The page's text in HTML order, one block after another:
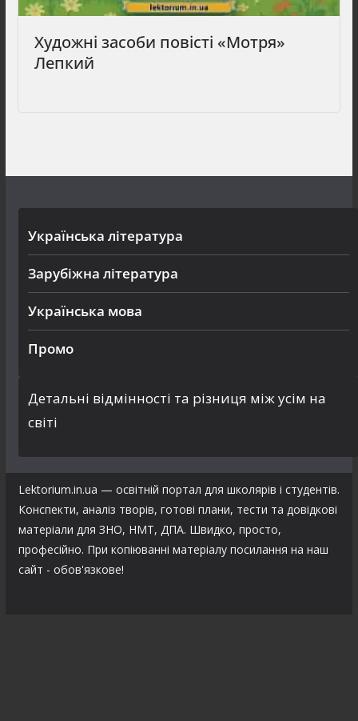
Художні засоби повісті «Мотря»
Лепкий
Українська література
Зарубіжна література
Українська мова
Промо
Детальні відмінності та різниця між усім на
світі
Lektorium.in.ua — освітній портал для школярів і студентів.
Конспекти, аналіз творів, готові плани, тести та довідкові
матеріали для ЗНО, НМТ, ДПА. Швидко, просто,
професійно. При копіюванні матеріалу посилання на наш
сайт - обов'язкове!